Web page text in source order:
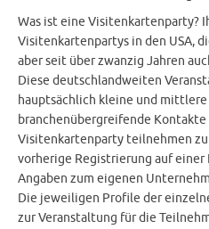
Was ist eine Visitenkartenparty?
Visitenkartenpartys in den USA,
aber seit über zwanzig Jahren
Diese deutschlandweiten
hauptsächlich kleine und
branchenübergreifende Kontakte
Visitenkartenparty teilnehmen
vorherige Registrierung auf
Angaben zum eigenen
Die jeweiligen Profile der
zur Veranstaltung für die